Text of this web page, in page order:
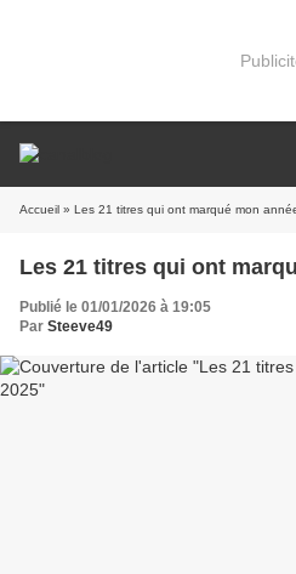
Accueil » Les 21 titres qui ont marqué mon
Les 21 titres qui ont
Publié le 01/01/2026 à 19:05
Par Steeve49